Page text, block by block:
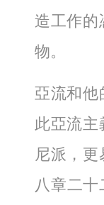
造工作的
物。
亞流和他
此亞流
尼派，
八章二